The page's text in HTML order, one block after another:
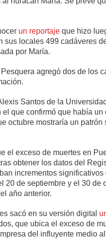
un reportaje que hizo
sus locales 499 cadáveres
por María.
agregó dos de los
Santos de la
que confirmó que había
octubre mostraría un
el exceso de muertes en
obtener los datos del
incrementos
20 de septiembre y el 30 de
año anterior.
sacó en su versión digital
que ubica el exceso de
del influyente medio